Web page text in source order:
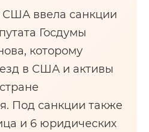
ввела санкции
Госдумы
которому
в США и активы
Под санкции также
и 6 юридических